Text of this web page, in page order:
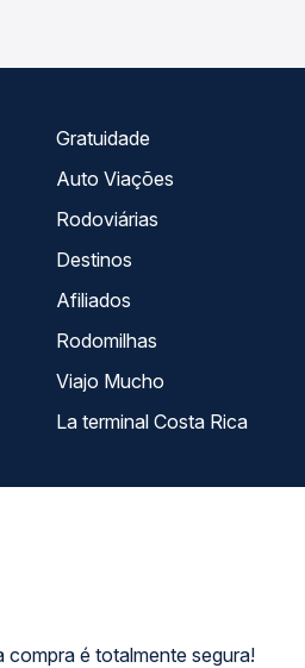
compra é totalmente segura!
Gratuidade
Auto Viações
Rodoviárias
Destinos
Afiliados
Rodomilhas
Viajo Mucho
La terminal Costa Rica